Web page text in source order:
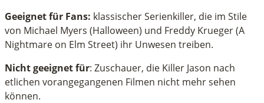
Geeignet für Fans: klassischer Serienkiller, die im Stile
von Michael Myers (Halloween) und Freddy Krueger (A
Nightmare on Elm Street) ihr Unwesen treiben.
Nicht geeignet für: Zuschauer, die Killer Jason nach
etlichen vorangegangenen Filmen nicht mehr sehen
können.